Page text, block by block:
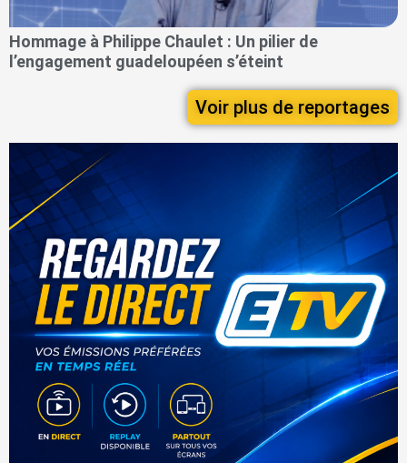
Hommage à Philippe Chaulet : Un pilier de
l’engagement guadeloupéen s’éteint
Voir plus de reportages